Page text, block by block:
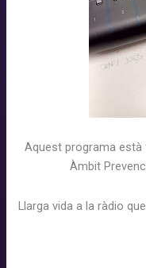
Aquest programa està
Àmbit
Llarga vida a la ràdio